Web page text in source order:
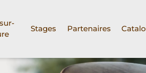
Stages Partenaires